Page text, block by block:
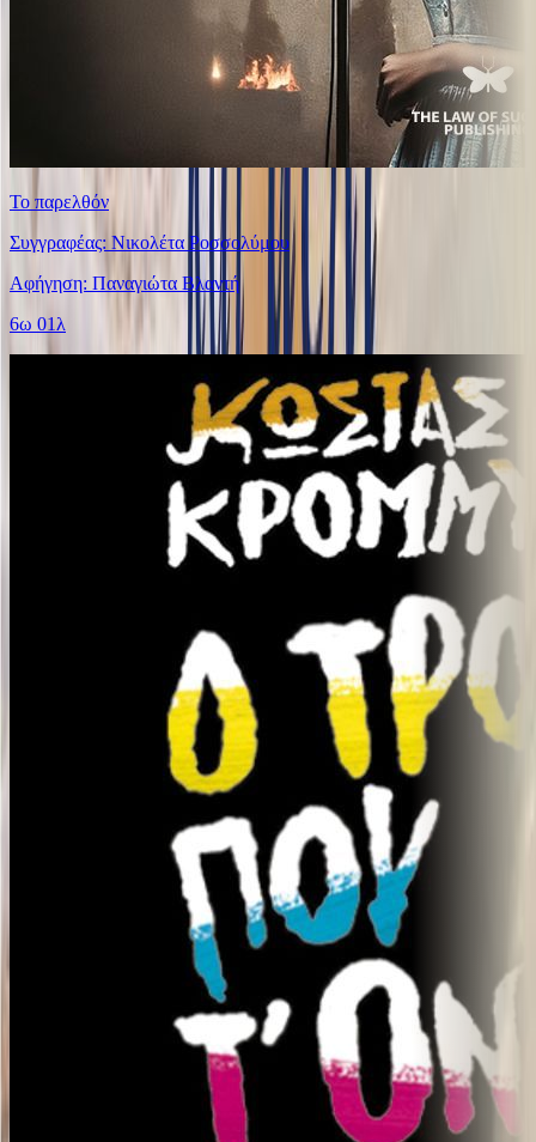
Το παρελθόν
Συγγραφέας: Νικολέτα Ροσσολύμου
Αφήγηση: Παναγιώτα Βλαντή
6ω 01λ